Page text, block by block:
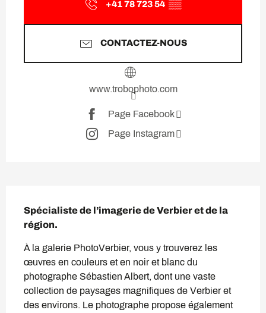
+41 78 723 54 ▒▒
CONTACTEZ-NOUS
www.trobophoto.com
Page Facebook
Page Instagram
Spécialiste de l’imagerie de Verbier et de la
région.
À la galerie PhotoVerbier, vous y trouverez les
œuvres en couleurs et en noir et blanc du
photographe Sébastien Albert, dont une vaste
collection de paysages magnifiques de Verbier et
des environs. Le photographe propose également